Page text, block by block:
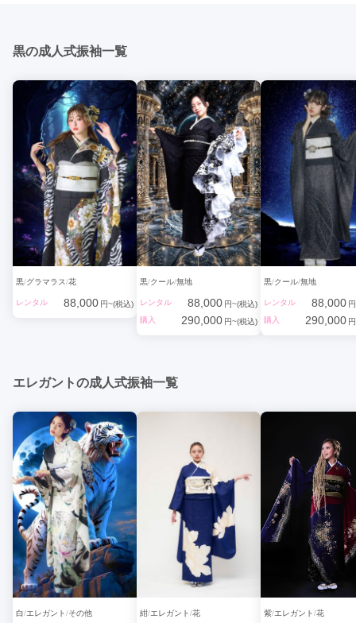
す。
✔ 大人としての第一歩
✔ 社会的な節目
✔ 凛とした女性像
これらを自然に表現できる、極めて完成度の高い色なのです。
2. 黒だからこそ、柄と色が最も美しく映える
黒振袖最大の魅力は、柄の美しさを最大限に引き立てる“キャン
バス効果”。
・金彩
・銀彩
・刺繍
・赤・白・青・紫などの発色
・大輪の牡丹や菊、熨斗、古典文様
これらすべてが、黒地の上で圧倒的な存在感を放ちます。
特に近年の黒振袖は、
✔ 白×黒のモダン配色
✔ くすみカラー×黒の今風デザイン
その点において、黒振袖は他色を圧倒します。
・背景に負けない
・光と影が美しく出る
・輪郭がシャープに写る
・顔立ちがはっきり見える
特にスタジオ撮影やロケーション撮影では、
黒振袖はプロカメラマンからも評価が高い色です。
またSNSでも、
「黒振袖＝おしゃれ」「かっこいい」「大人っぽい」
というイメージが定着しており、
いいね・保存・シェアが伸びやすいのも特徴です。
4. 体型・身長・肌色を選ばない万能カラー
黒は視覚的に引き締め効果があるため、
黒の成人式振袖一覧
黒 グラマラス 花
レンタル 88,000 円~(税込)
黒 クール 無地
レンタル 88,000 円~(税込)
購入
290,000 円~(税込)
黒 クール 無地
レンタル 88,000
購入
290,000
エレガントの成人式振袖一覧
白 エレガント その他 紺 エレガント 花 紫 エレガント 花